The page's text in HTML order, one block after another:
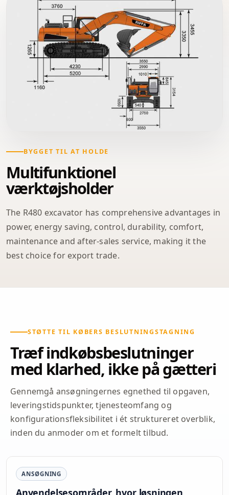
BYGGET TIL AT HOLDE
Multifunktionel
værktøjsholder
The R480 excavator has comprehensive advantages in
power, energy saving, control, durability, comfort,
maintenance and after-sales service, making it the
best choice for export trade.
STØTTE TIL KØBERS BESLUTNINGSTAGNING
Træf indkøbsbeslutninger
med klarhed, ikke på gætteri
Gennemgå ansøgningernes egnethed til opgaven,
leveringstidspunkter, tjenesteomfang og
konfigurationsfleksibilitet i ét struktureret overblik,
inden du anmoder om et formelt tilbud.
ANSØGNING